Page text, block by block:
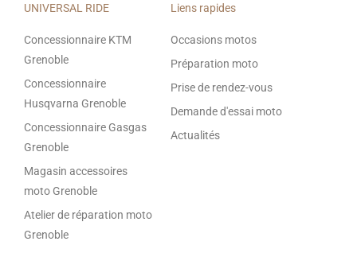
UNIVERSAL RIDE
Concessionnaire KTM
Grenoble
Concessionnaire
Husqvarna Grenoble
Concessionnaire Gasgas
Grenoble
Magasin accessoires
moto Grenoble
Atelier de réparation moto
Grenoble
Liens rapides
Occasions motos
Préparation moto
Prise de rendez-vous
Demande d'essai moto
Actualités